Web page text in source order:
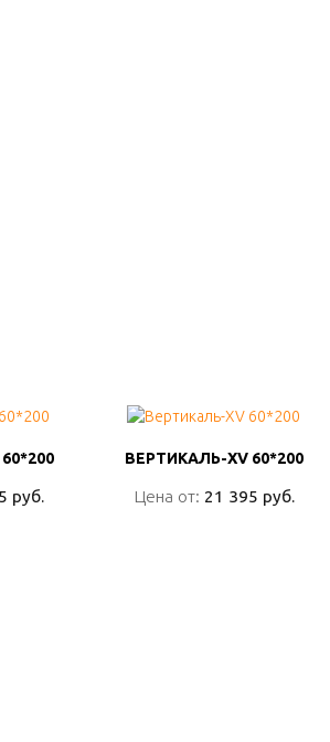
руб.
руб.
ВЕРТИКАЛЬ-XV 60*200
Цена от: 21 395 руб.
ВЕРТИКАЛЬ-XV 60*200
Цена от: 21 395 руб.